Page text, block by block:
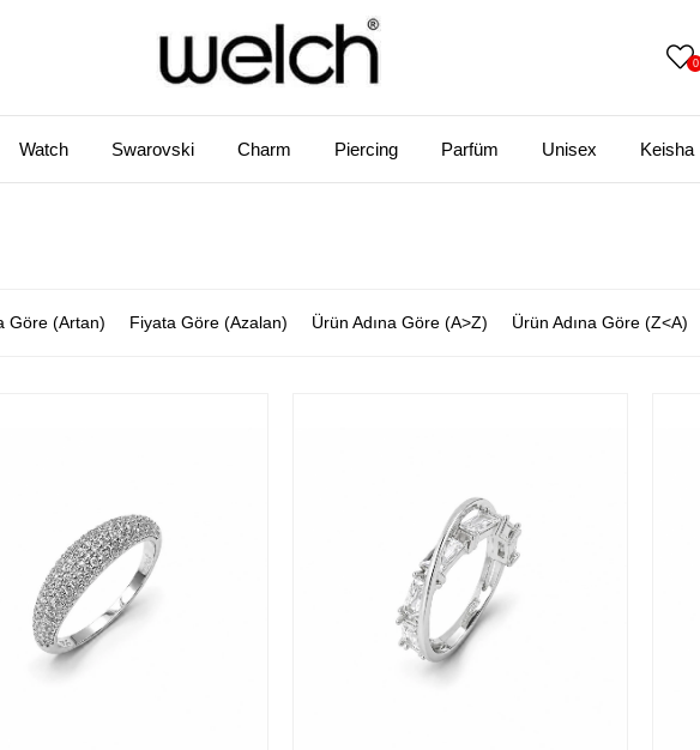
0
Watch Swarovski Charm Piercing Parfüm Unisex Keisha
Göre (Artan) Fiyata Göre (Azalan) Ürün Adına Göre (A>Z) Ürün Adına Göre (Z<A)